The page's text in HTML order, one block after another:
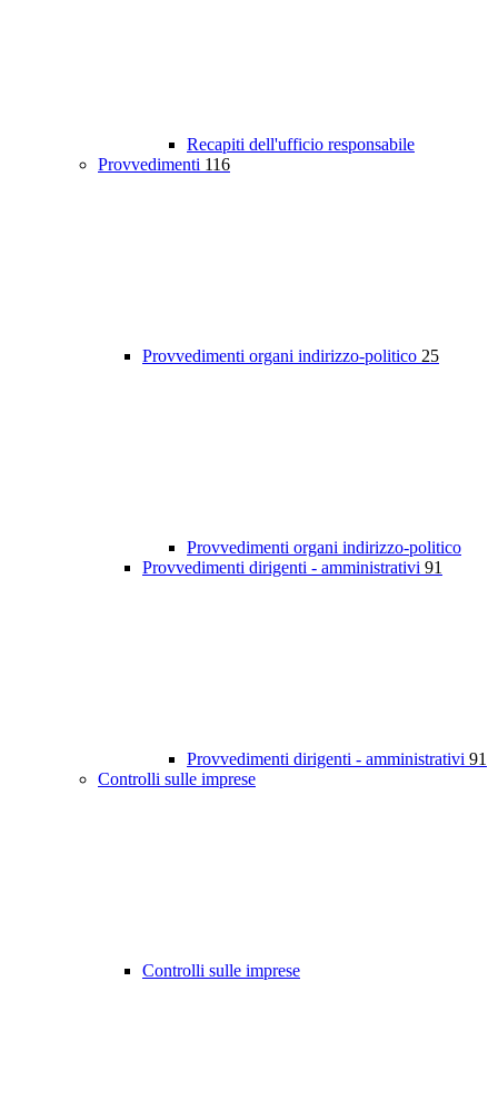
Recapiti dell'ufficio responsabile
Provvedimenti 116
Provvedimenti organi indirizzo-politico 25
Provvedimenti organi indirizzo-politico
Provvedimenti dirigenti - amministrativi 91
Provvedimenti dirigenti - amministrativi 91
Controlli sulle imprese
Controlli sulle imprese